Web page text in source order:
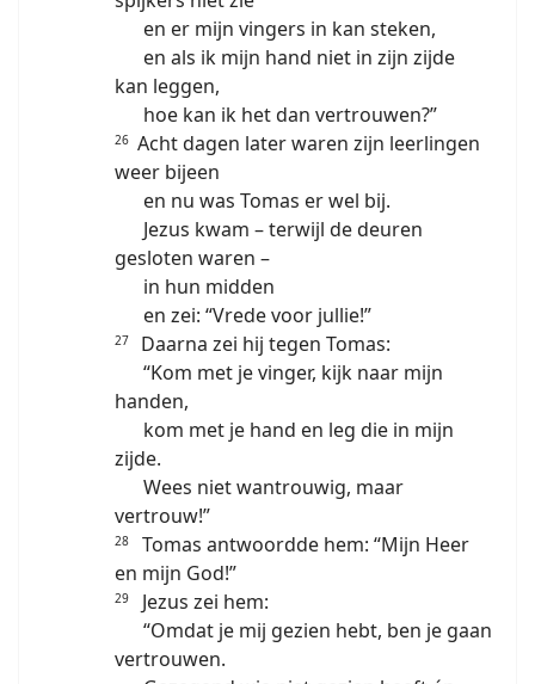
en er mijn vingers in kan steken,
en als ik mijn hand niet in zijn zijde
kan leggen,
hoe kan ik het dan vertrouwen?”
26 Acht dagen later waren zijn leerlingen
weer bijeen
en nu was Tomas er wel bij.
Jezus kwam – terwijl de deuren
gesloten waren –
in hun midden
en zei: “Vrede voor jullie!”
27
Daarna zei hij tegen Tomas:
“Kom met je vinger, kijk naar mijn
handen,
kom met je hand en leg die in mijn
zijde.
Wees niet wantrouwig, maar
vertrouw!”
28
Tomas antwoordde hem: “Mijn Heer
en mijn God!”
29
Jezus zei hem:
“Omdat je mij gezien hebt, ben je gaan
vertrouwen.